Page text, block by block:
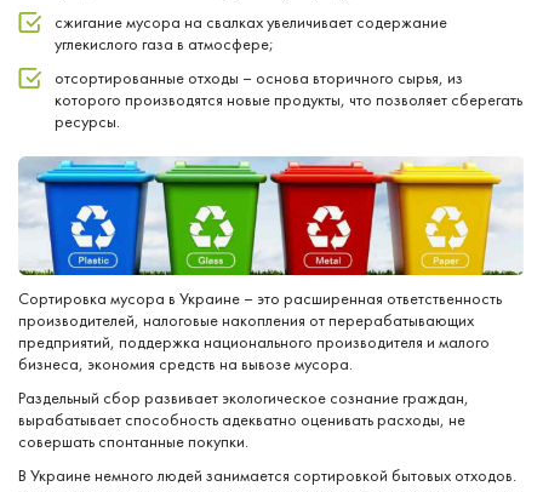
сжигание мусора на свалках увеличивает содержание
углекислого газа в атмосфере;
отсортированные отходы – основа вторичного сырья, из
которого производятся новые продукты, что позволяет сберегать
ресурсы.
Сортировка мусора в Украине – это расширенная ответственность
производителей, налоговые накопления от перерабатывающих
предприятий, поддержка национального производителя и малого
бизнеса, экономия средств на вывозе мусора.
Раздельный сбор развивает экологическое сознание граждан,
вырабатывает способность адекватно оценивать расходы, не
совершать спонтанные покупки.
В Украине немного людей занимается сортировкой бытовых отходов.